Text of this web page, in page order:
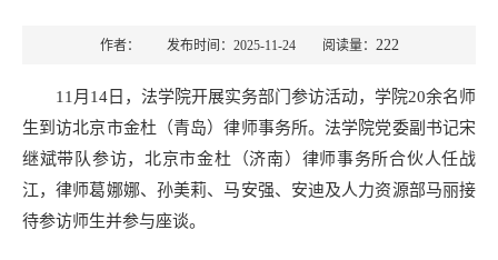
作者： 发布时间：2025-11-24 阅读量： 222
11月14日，法学院开展实务部门参访活动，学院20余名师
生到访北京市金杜（青岛）律师事务所。法学院党委副书记宋
继斌带队参访，北京市金杜（济南）律师事务所合伙人任战
江，律师葛娜娜、孙美莉、马安强、安迪及人力资源部马丽接
待参访师生并参与座谈。